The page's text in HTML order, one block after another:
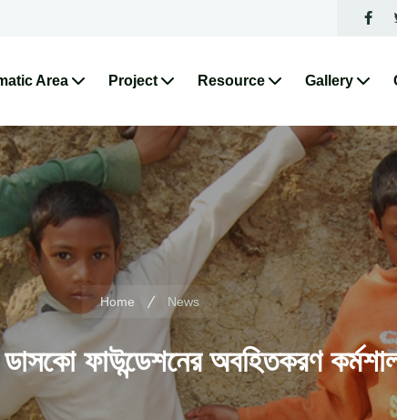
Area Project Resource Gallery
Home News
ফাউন্ডেশনের অবহিতকরণ